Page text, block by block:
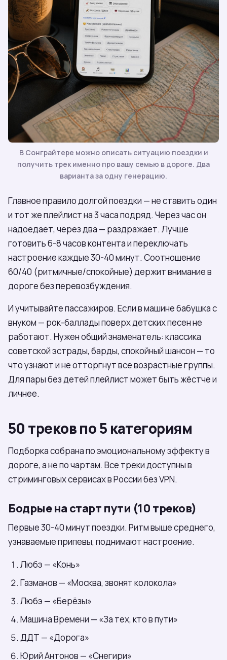
В Сонграйтере можно описать ситуацию поездки и
получить трек именно про вашу семью в дороге. Два
варианта за одну генерацию.
Главное правило долгой поездки — не ставить один
и тот же плейлист на 3 часа подряд. Через час он
надоедает, через два — раздражает. Лучше
готовить 6-8 часов контента и переключать
настроение каждые 30-40 минут. Соотношение
60/40 (ритмичные/спокойные) держит внимание в
дороге без перевозбуждения.
И учитывайте пассажиров. Если в машине бабушка с
внуком — рок-баллады поверх детских песен не
работают. Нужен общий знаменатель: классика
советской эстрады, барды, спокойный шансон — то
что узнают и не отторгнут все возрастные группы.
Для пары без детей плейлист может быть жёстче и
личнее.
50 треков по 5 категориям
Подборка собрана по эмоциональному эффекту в
дороге, а не по чартам. Все треки доступны в
стриминговых сервисах в России без VPN.
Бодрые на старт пути (10 треков)
Первые 30-40 минут поездки. Ритм выше среднего,
узнаваемые припевы, поднимают настроение.
Любэ — «Конь»
Газманов — «Москва, звонят колокола»
Любэ — «Берёзы»
Машина Времени — «За тех, кто в пути»
ДДТ — «Дорога»
Юрий Антонов — «Снегири»